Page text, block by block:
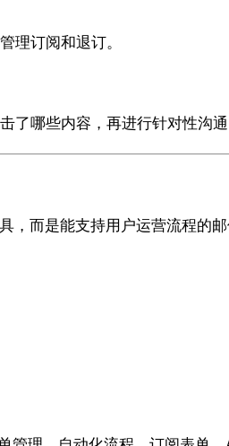
理订阅和退订。
了哪些内容，再进行针对性沟通
而是能支持用户运营流程的邮